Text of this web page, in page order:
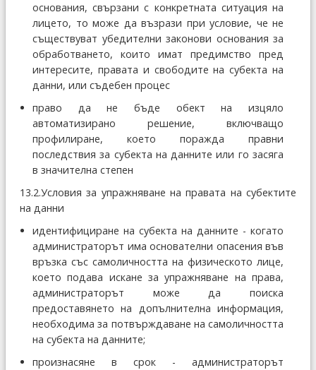
основания, свързани с конкретната ситуация на
лицето, то може да възрази при условие, че не
съществуват убедителни законови основания за
обработването, които имат предимство пред
интересите, правата и свободите на субекта на
данни, или съдебен процес
право да не бъде обект на изцяло
автоматизирано решение, включващо
профилиране, което поражда правни
последствия за субекта на данните или го засяга
в значителна степен
13.2.Условия за упражняване на правата на субектите
на данни
идентифициране на субекта на данните - когато
администраторът има основателни опасения във
връзка със самоличността на физическото лице,
което подава искане за упражняване на права,
администраторът може да поиска
предоставянето на допълнителна информация,
необходима за потвърждаване на самоличността
на субекта на данните;
произнасяне в срок - администраторът